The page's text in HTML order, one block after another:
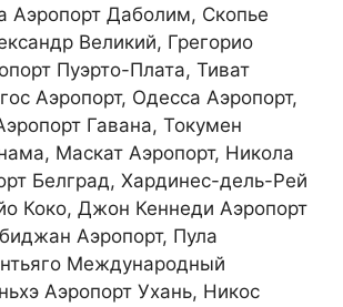
Аэропорт Даболим, Скопье
Великий, Грегорио
Пуэрто-Плата, Тиват
Аэропорт, Одесса Аэропорт,
Гавана, Токумен
Маскат Аэропорт, Никола
Белград, Хардинес-дель-Рей
Коко, Джон Кеннеди Аэропорт
Аэропорт, Пула
Международный
Аэропорт Ухань, Никос